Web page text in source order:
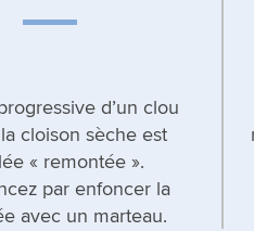
d’un clou
cloison sèche est
« remontée ».
par enfoncer la
avec un marteau.